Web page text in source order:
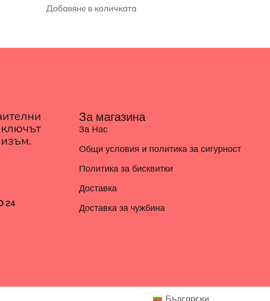
Добавяне в количката
24
За магазина
За Нас
Общи условия и политика за сигурност
Политика за бисквитки
Доставка
Доставка за чужбина
Български